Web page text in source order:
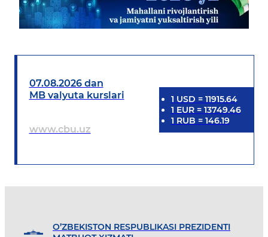
07.08.2026 dan
MB valyuta kurslari
www.cbu.uz
1 USD = 11915.64
1 EUR= 13749.46
1 RUB = 146.19
O’ZBEKISTON RESPUBLIKASI PREZIDENTI